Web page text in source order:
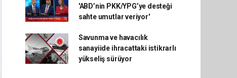
'ABD’nin PKK/YPG’ye desteği
sahte umutlar veriyor'
Savunma ve havacılık
sanayiide ihracattaki istikrarlı
yükseliş sürüyor